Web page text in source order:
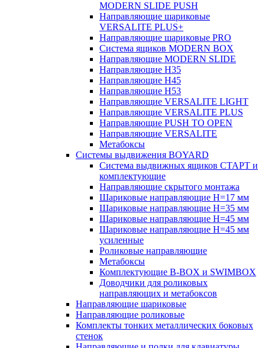
MODERN SLIDE PUSH
Направляющие шариковые
VERSALITE PLUS+
Направляющие шариковые PRO
Система ящиков MODERN BOX
Направляющие MODERN SLIDE
Направляющие H35
Направляющие H45
Направляющие H53
Направляющие VERSALITE LIGHT
Направляющие VERSALITE PLUS
Направляющие PUSH TO OPEN
Направляющие VERSALITE
Метабоксы
Системы выдвижения BOYARD
Система выдвижных ящиков СТАРТ и
комплектующие
Направляющие скрытого монтажа
Шариковые направляющие H=17 мм
Шариковые направляющие H=35 мм
Шариковые направляющие H=45 мм
Шариковые направляющие H=45 мм
усиленные
Роликовые направляющие
Метабоксы
Комплектующие B-BOX и SWIMBOX
Доводчики для роликовых
направляющих и метабоксов
Направляющие шариковые
Направляющие роликовые
Комплекты тонких металлических боковых
стенок